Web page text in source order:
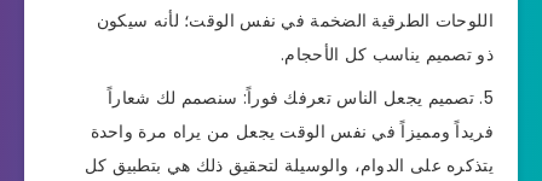
اللوحات الطرقية الضخمة في نفس الوقت؛ لأنه سيكون
ذو تصميم يناسب كل الأحجام.
تصميم يجعل الناس تعرفك فوراً: سنصمم لك شعاراً
فريداً ومميزاً في نفس الوقت يجعل من يراه مرة واحدة
يتذكره على الدوام، والوسيلة لتحقيق ذلك هي بتطبيق كل